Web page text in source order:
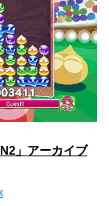
」アーカイブ